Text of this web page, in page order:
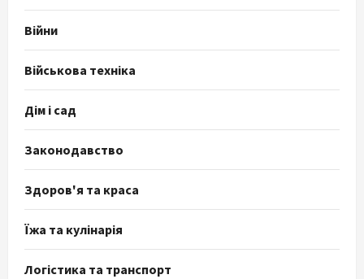
Війни
Військова техніка
Дім і сад
Законодавство
Здоров'я та краса
Їжа та кулінарія
Логістика та транспорт